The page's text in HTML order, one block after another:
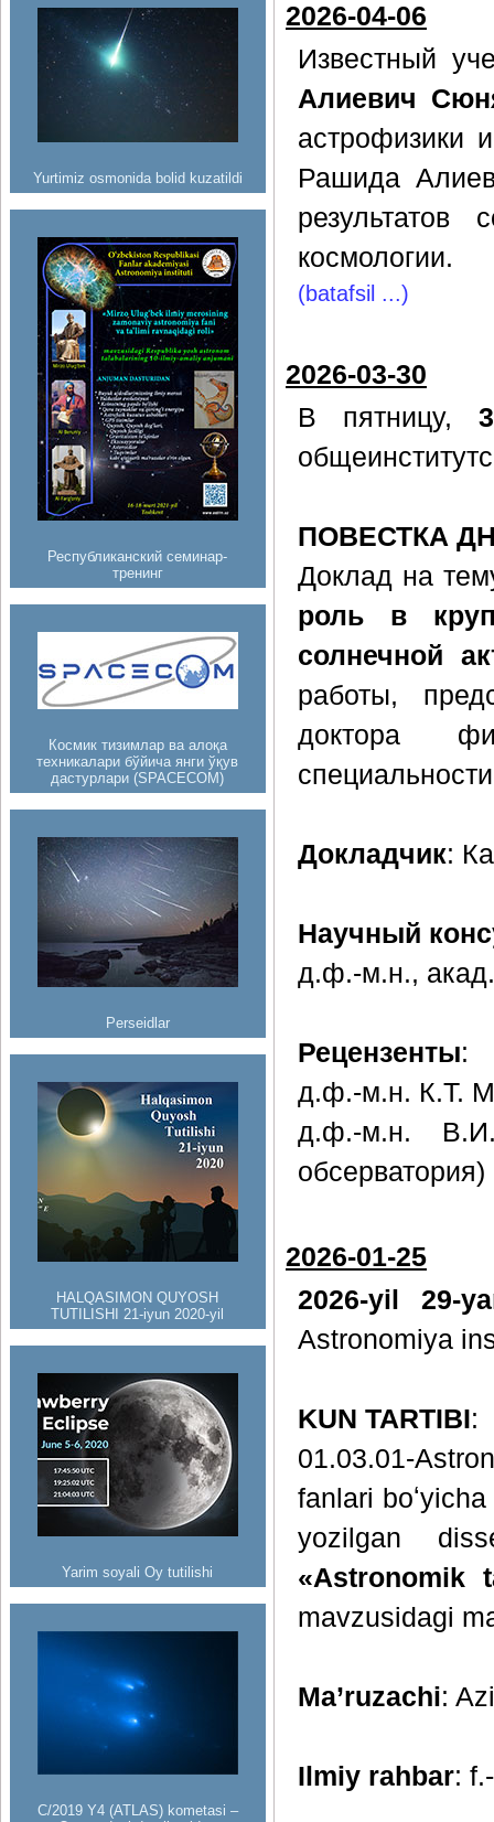
Yurtimiz osmonida bolid kuzatildi
Республиканский семинар-
тренинг
Космик тизимлар ва алоқа
техникалари бўйича янги ўқув
дастурлари (SPACECOM)
Perseidlar
HALQASIMON QUYOSH
TUTILISHI 21-iyun 2020-yil
Yarim soyali Oy tutilishi
C/2019 Y4 (ATLAS) kometasi –
2026-04-06
Известный
Алиевич
астрофизики
Рашида
результатов
космологии.
(batafsil ...)
2026-03-30
В пятницу,
ПОВЕСТКА
Доклад на
роль в
солнечной
работы,
доктора
Докладчик:
Научный
д.ф.-м.н.,
Рецензенты:
д.ф.-м.н. К.Т.
д.ф.-м.н. В.И.
обсерватория)
2026-01-25
2026-yil 29-
Astronomiya
KUN TARTIBI:
01.03.01-
fanlari
yozilgan
«Astronomik
mavzusidagi
Ma’ruzachi:
Ilmiy rahbar: